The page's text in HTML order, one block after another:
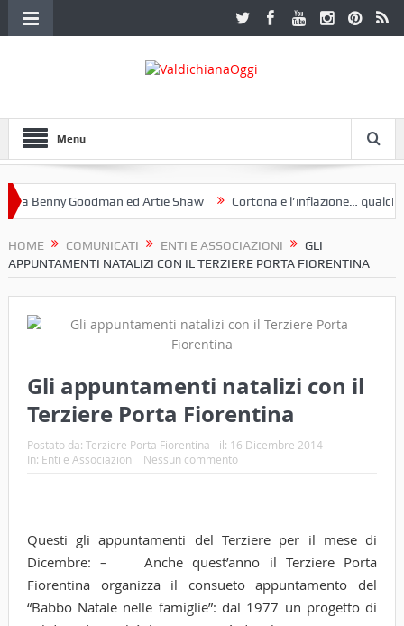
Menu
Benny Goodman ed Artie Shaw Cortona e l’inflazione… qualche
HOME COMUNICATI ENTI E ASSOCIAZIONI
GLI
APPUNTAMENTI NATALIZI CON IL TERZIERE PORTA FIORENTINA
Gli appuntamenti natalizi con il
Terziere Porta Fiorentina
Postato da: Terziere Porta Fiorentina il: 16 Dicembre 2014
In: Enti e Associazioni Nessun commento
Questi gli appuntamenti del Terziere per il mese di
Dicembre: – Anche quest’anno il Terziere Porta
Fiorentina organizza il consueto appuntamento del
“Babbo Natale nelle famiglie”: dal 1977 un progetto di